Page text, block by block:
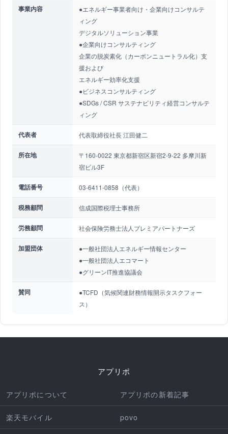
事業内容
●エネルギー事業者向け・企業向けコンサルテ
ィング
デジタルソリューション事業
●企業向けコンサルティング
企業の脱炭素化（カーボンニュートラル化）支
援および
エネルギー効率化支援
●ビジネスコンサルティング
●SDGs / CSR サステナビリティ経営コンサルテ
ィング
代表者 代表取締役社長 江田健二
所在地
〒160-0022 東京都新宿区新宿2-9-22 多摩川新
宿ビル3F
電話番号 03-6411-0858（代表）
税務顧問 信成国際税理士事務所
労務顧問 社会保険労務士法人プレミアパートナーズ
加盟団体
●一般社団法人エネルギー情報センター
●一般社団法人エコマート
●グリーンIT推進協議会
賛同
●TCFD（気候関連財務情報開示タスクフォー
ス）
アプリポ
アプリポについて アプリポの新着記事
楽天モバイル povo